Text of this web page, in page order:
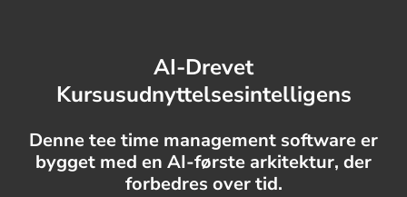
AI-Drevet
Kursusudnyttelsesintelligens
Denne tee time management software er
bygget med en AI-første arkitektur, der
forbedres over tid.